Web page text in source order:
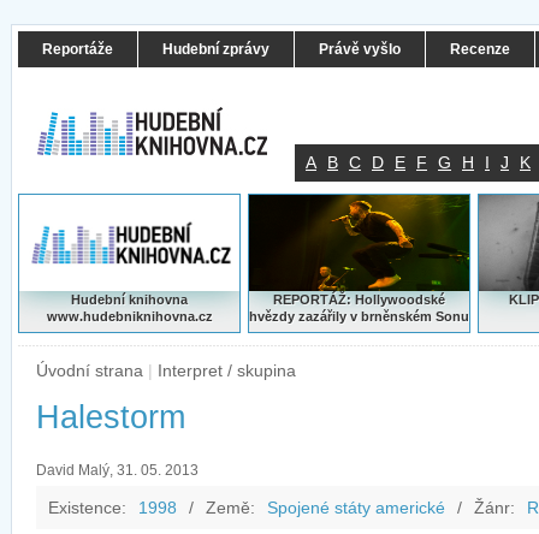
Reportáže Hudební zprávy Právě vyšlo Recenze
A B C D E F G H I J K
Hudební knihovna
www.hudebniknihovna.cz
REPORTÁŽ: Hollywoodské
hvězdy zazářily v brněnském Sonu
Úvodní strana | Interpret / skupina
Halestorm
David Malý, 31. 05. 2013
Existence: 1998 / Země: Spojené státy americké / Žánr: